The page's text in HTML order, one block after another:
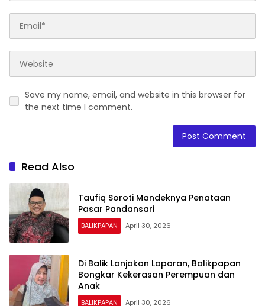
Save my name, email, and website in this browser for
the next time I comment.
Read Also
Taufiq Soroti Mandeknya Penataan
Pasar Pandansari
BALIKPAPAN April 30, 2026
Di Balik Lonjakan Laporan, Balikpapan
Bongkar Kekerasan Perempuan dan
Anak
BALIKPAPAN April 30, 2026